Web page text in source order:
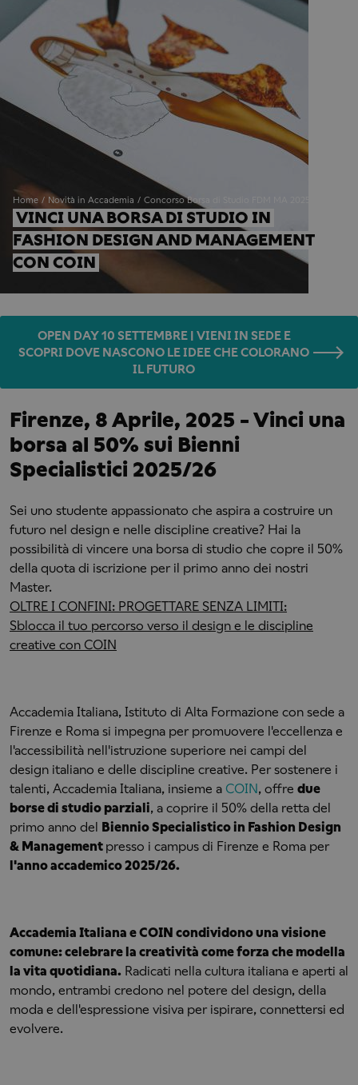
Home Novità in Accademia Concorso Borsa di Studio FDM MA 2025
VINCI UNA BORSA DI STUDIO IN
FASHION DESIGN AND MANAGEMENT
CON COIN
OPEN DAY 10 SETTEMBRE | VIENI IN SEDE E
SCOPRI DOVE NASCONO LE IDEE CHE COLORANO
IL FUTURO
Firenze, 8 Aprile, 2025 - Vinci una
borsa al 50% sui Bienni
Specialistici 2025/26
Sei uno studente appassionato che aspira a costruire un
futuro nel design e nelle discipline creative? Hai la
possibilità di vincere una borsa di studio che copre il 50%
della quota di iscrizione per il primo anno dei nostri
Master.
OLTRE I CONFINI: PROGETTARE SENZA LIMITI:
Sblocca il tuo percorso verso il design e le discipline
creative con COIN
Accademia Italiana, Istituto di Alta Formazione con sede a
Firenze e Roma si impegna per promuovere l'eccellenza e
l'accessibilità nell'istruzione superiore nei campi del
design italiano e delle discipline creative. Per sostenere i
talenti, Accademia Italiana, insieme a COIN, offre due
borse di studio parziali, a coprire il 50% della retta del
primo anno del Biennio Specialistico in Fashion Design
& Management presso i campus di Firenze e Roma per
l'anno accademico 2025/26.
Accademia Italiana e COIN condividono una visione
comune: celebrare la creatività come forza che modella
la vita quotidiana. Radicati nella cultura italiana e aperti al
mondo, entrambi credono nel potere del design, della
moda e dell'espressione visiva per ispirare, connettersi ed
evolvere.